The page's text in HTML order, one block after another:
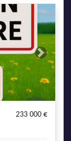
Next
233 000 €